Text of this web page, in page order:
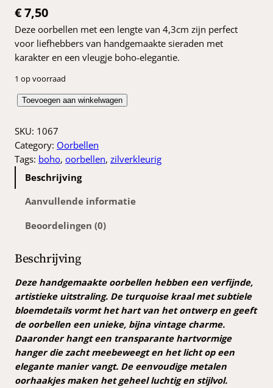
€7,50
Deze oorbellen met een lengte van 4,3cm zijn perfect
voor liefhebbers van handgemaakte sieraden met
karakter en een vleugje boho‑elegantie.
1 op voorraad
A
u
a
b
l
r
e
l
l
e
n
a
a
n
Toevoegen aan winkelwagen
SKU: 1067
Category: Oorbellen
Tags: boho, oorbellen, zilverkleurig
Beschrijving
Aanvullende informatie
Beoordelingen (0)
Beschrijving
Deze handgemaakte oorbellen hebben een verfijnde,
artistieke uitstraling. De turquoise kraal met subtiele
bloemdetails vormt het hart van het ontwerp en geeft
de oorbellen een unieke, bijna vintage charme.
Daaronder hangt een transparante hartvormige
hanger die zacht meebeweegt en het licht op een
elegante manier vangt. De eenvoudige metalen
oorhaakjes maken het geheel luchtig en stijlvol.